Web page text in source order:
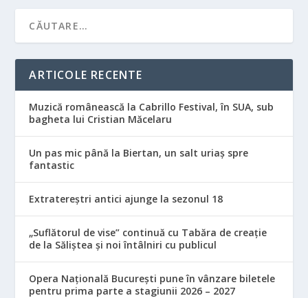
ARTICOLE RECENTE
Muzică românească la Cabrillo Festival, în SUA, sub
bagheta lui Cristian Măcelaru
Un pas mic până la Biertan, un salt uriaș spre
fantastic
Extratereștri antici ajunge la sezonul 18
„Suflătorul de vise” continuă cu Tabăra de creație
de la Săliștea și noi întâlniri cu publicul
Opera Națională București pune în vânzare biletele
pentru prima parte a stagiunii 2026 – 2027